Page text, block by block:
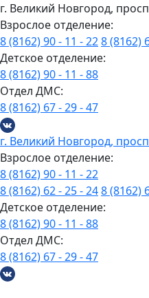
г. Великий Новгород,
Взрослое отделение:
8 (8162) 90 - 11 - 228 (8162)
Детское отделение:
8 (8162) 90 - 11 - 88
Отдел ДМС:
8 (8162) 67 - 29 - 47
г. Великий Новгород,
Взрослое отделение:
8 (8162) 90 - 11 - 22
8 (8162) 62 - 25 - 248 (8162)
Детское отделение:
8 (8162) 90 - 11 - 88
Отдел ДМС:
8 (8162) 67 - 29 - 47